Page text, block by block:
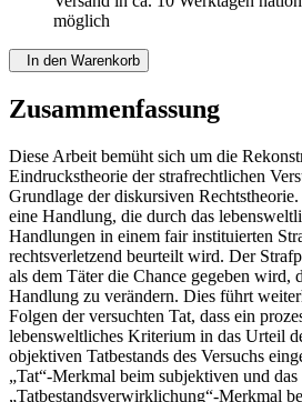
möglich
In den Warenkorb
Zusammenfassung
Diese Arbeit bemüht sich um die
Eindruckstheorie der strafrechtlichen
Grundlage der diskursiven
eine Handlung, die durch das
Handlungen in einem fair instituierten
rechtsverletzend beurteilt wird. Der
als dem Täter die Chance gegeben wird,
Handlung zu verändern. Dies führt
Folgen der versuchten Tat, dass ein
lebensweltliches Kriterium in das Urteil
objektiven Tatbestands des Versuchs
„Tat“-Merkmal beim subjektiven und das
„Tatbestandsverwirklichung“-Merkmal